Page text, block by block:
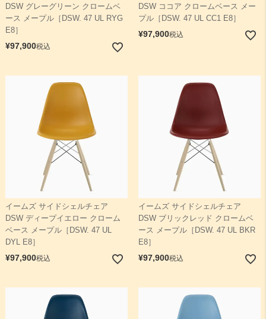
DSW グレーグリーン クロームベ
ース メープル［DSW. 47 UL RYG
E8］
¥97,900税込
DSW ココア クロームベース メー
プル［DSW. 47 UL CC1 E8］
¥97,900税込
イームズ サイドシェルチェア
DSW ディープイエロー クローム
ベース メープル［DSW. 47 UL
DYL E8］
¥97,900税込
イームズ サイドシェルチェア
DSW ブリックレッド クロームベ
ース メープル［DSW. 47 UL BKR
E8］
¥97,900税込